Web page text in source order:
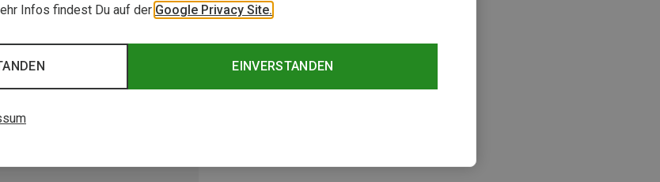
Infos findest Du auf der Google Privacy Site.
EINVERSTANDEN